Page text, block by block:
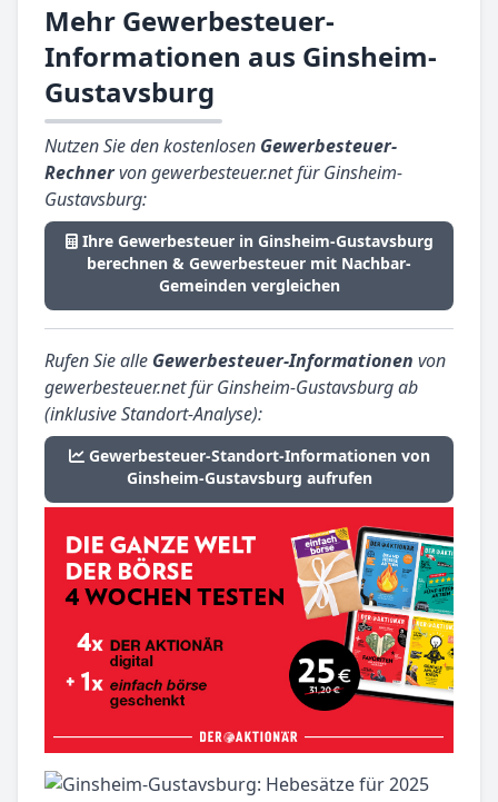
Mehr Gewerbesteuer-
Informationen aus Ginsheim-
Gustavsburg
Nutzen Sie den kostenlosen Gewerbesteuer-
Rechnervon gewerbesteuer.net für Ginsheim-
Gustavsburg:
Ihre Gewerbesteuer in Ginsheim-Gustavsburg
berechnen & Gewerbesteuer mit Nachbar-
Gemeinden vergleichen
Rufen Sie alle Gewerbesteuer-Informationen von
gewerbesteuer.net für Ginsheim-Gustavsburg ab
(inklusive Standort-Analyse):
Gewerbesteuer-Standort-Informationen von
Ginsheim-Gustavsburg aufrufen